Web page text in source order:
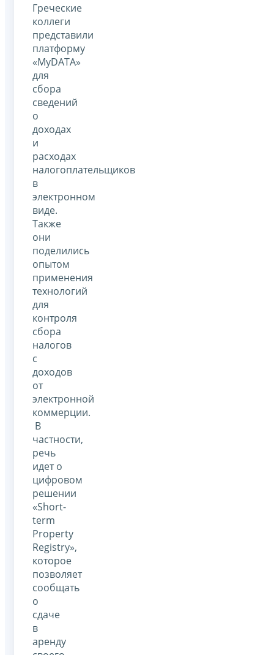
Греческие
коллеги
представили
платформу
«MyDATA»
для
сбора
сведений
о
доходах
и
расходах
налогоплательщиков
в
электронном
виде.
Также
они
поделились
опытом
применения
технологий
для
контроля
сбора
налогов
с
доходов
от
электронной
коммерции.
В
частности,
речь
идет о
цифровом
решении
«Short-
term
Property
Registry»,
которое
позволяет
сообщать
о
сдаче
в
аренду